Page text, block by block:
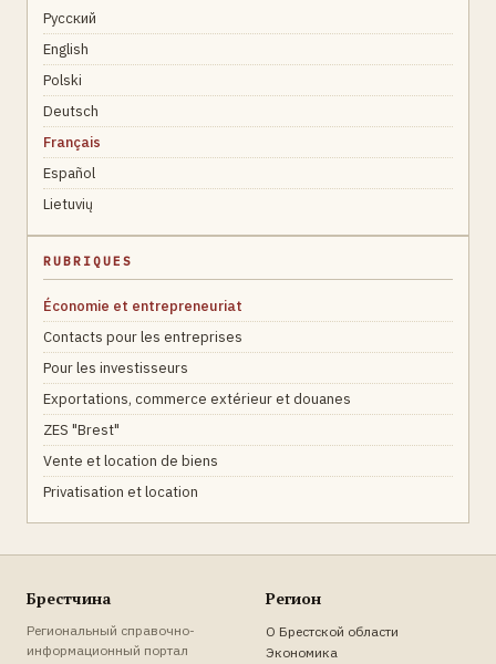
Русский
English
Polski
Deutsch
Français
Español
Lietuvių
RUBRIQUES
Économie et entrepreneuriat
Contacts pour les entreprises
Pour les investisseurs
Exportations, commerce extérieur et douanes
ZES "Brest"
Vente et location de biens
Privatisation et location
Брестчина
Региональный справочно-
информационный портал
Регион
О Брестской области
Экономика